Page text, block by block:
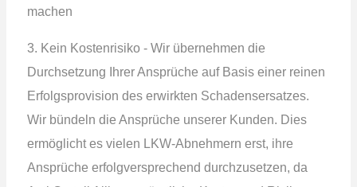
machen
3. Kein Kostenrisiko - Wir übernehmen die
Durchsetzung Ihrer Ansprüche auf Basis einer reinen
Erfolgsprovision des erwirkten Schadensersatzes.
Wir bündeln die Ansprüche unserer Kunden. Dies
ermöglicht es vielen LKW-Abnehmern erst, ihre
Ansprüche erfolgversprechend durchzusetzen, da